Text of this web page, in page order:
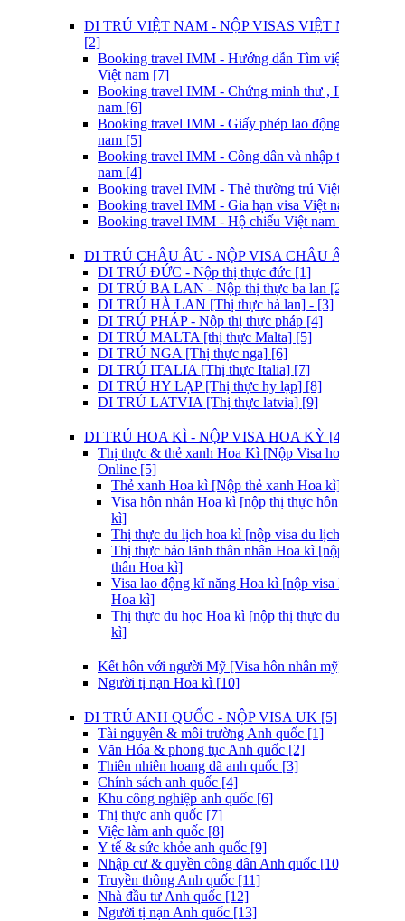
DI TRÚ VIỆT NAM - NỘP VISAS VIỆT NAM
[2]
Booking travel IMM - Hướng dẫn Tìm việc làm tại
Việt nam [7]
Booking travel IMM - Chứng minh thư , ID Việt
nam [6]
Booking travel IMM - Giấy phép lao động Việt
nam [5]
Booking travel IMM - Công dân và nhập tịch Việt
nam [4]
Booking travel IMM - Thẻ thường trú Việt nam [3]
Booking travel IMM - Gia hạn visa Việt nam [2]
Booking travel IMM - Hộ chiếu Việt nam [1]
DI TRÚ CHÂU ÂU - NỘP VISA CHÂU ÂU [3]
DI TRÚ ĐỨC - Nộp thị thực đức [1]
DI TRÚ BA LAN - Nộp thị thực ba lan [2]
DI TRÚ HÀ LAN [Thị thực hà lan] - [3]
DI TRÚ PHÁP - Nộp thị thực pháp [4]
DI TRÚ MALTA [thị thực Malta] [5]
DI TRÚ NGA [Thị thực nga] [6]
DI TRÚ ITALIA [Thị thực Italia] [7]
DI TRÚ HY LẠP [Thị thực hy lạp] [8]
DI TRÚ LATVIA [Thị thực latvia] [9]
DI TRÚ HOA KÌ - NỘP VISA HOA KỲ [4]
Thị thực & thẻ xanh Hoa Kì [Nộp Visa hoa kì]
Online [5]
Thẻ xanh Hoa kì [Nộp thẻ xanh Hoa kì]
Visa hôn nhân Hoa kì [nộp thị thực hôn nhân Hoa
kì]
Thị thực du lịch hoa kì [nộp visa du lịch hoa kì]
Thị thực bảo lãnh thân nhân Hoa kì [nộp visa thăm
thân Hoa kì]
Visa lao động kĩ năng Hoa kì [nộp visa lao động
Hoa kì]
Thị thực du học Hoa kì [nộp thị thực du học hoa
kì]
Kết hôn với người Mỹ [Visa hôn nhân mỹ] [9]
Người tị nạn Hoa kì [10]
DI TRÚ ANH QUỐC - NỘP VISA UK [5]
Tài nguyên & môi trường Anh quốc [1]
Văn Hóa & phong tục Anh quốc [2]
Thiên nhiên hoang dã anh quốc [3]
Chính sách anh quốc [4]
Khu công nghiệp anh quốc [6]
Thị thực anh quốc [7]
Việc làm anh quốc [8]
Y tế & sức khỏe anh quốc [9]
Nhập cư & quyền công dân Anh quốc [10]
Truyền thông Anh quốc [11]
Nhà đầu tư Anh quốc [12]
Người tị nạn Anh quốc [13]